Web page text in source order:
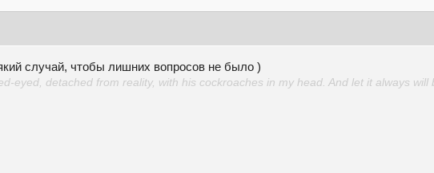
случай, чтобы лишних вопросов не было )
eyed, detached from reality, with his cockroaches in my head. And let it always will